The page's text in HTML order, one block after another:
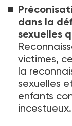
dans la
sexuelles
victimes,
la
sexuelles
enfants
incestueux.